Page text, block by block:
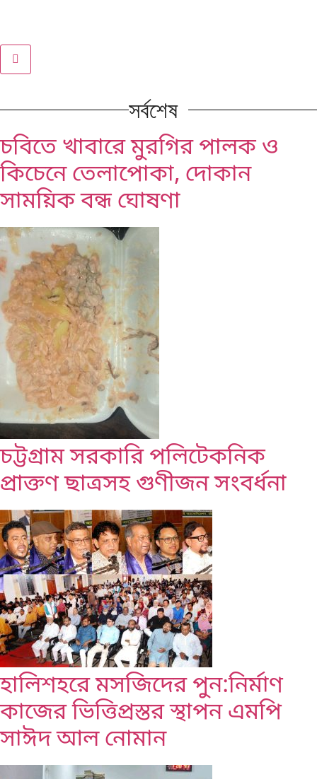
সর্বশেষ
চবিতে খাবারে মুরগির পালক ও
কিচেনে তেলাপোকা, দোকান
সাময়িক বন্ধ ঘোষণা
চট্টগ্রাম সরকারি পলিটেকনিক
প্রাক্তণ ছাত্রসহ গুণীজন সংবর্ধনা
হালিশহরে মসজিদের পুন:নির্মাণ
কাজের ভিত্তিপ্রস্তর স্থাপন এমপি
সাঈদ আল নোমান ‎